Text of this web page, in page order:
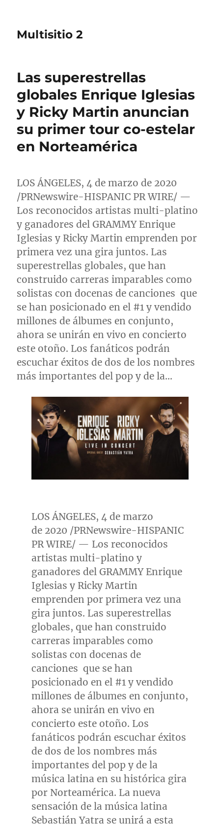
Multisitio 2
Las superestrellas
globales Enrique Iglesias
y Ricky Martin anuncian
su primer tour co-estelar
en Norteamérica
LOS ÁNGELES, 4 de marzo de 2020
/PRNewswire-HISPANIC PR WIRE/ —
Los reconocidos artistas multi-platino
y ganadores del GRAMMY Enrique
Iglesias y Ricky Martin emprenden por
primera vez una gira juntos. Las
superestrellas globales, que han
construido carreras imparables como
solistas con docenas de canciones que
se han posicionado en el #1 y vendido
millones de álbumes en conjunto,
ahora se unirán en vivo en concierto
este otoño. Los fanáticos podrán
escuchar éxitos de dos de los nombres
más importantes del pop y de la…
LOS ÁNGELES, 4 de marzo
de 2020 /PRNewswire-HISPANIC
PR WIRE/ — Los reconocidos
artistas multi-platino y
ganadores del GRAMMY Enrique
Iglesias y Ricky Martin
emprenden por primera vez una
gira juntos. Las superestrellas
globales, que han construido
carreras imparables como
solistas con docenas de
canciones que se han
posicionado en el #1 y vendido
millones de álbumes en conjunto,
ahora se unirán en vivo en
concierto este otoño. Los
fanáticos podrán escuchar éxitos
de dos de los nombres más
importantes del pop y de la
música latina en su histórica gira
por Norteamérica. La nueva
sensación de la música latina
Sebastián Yatra se unirá a esta